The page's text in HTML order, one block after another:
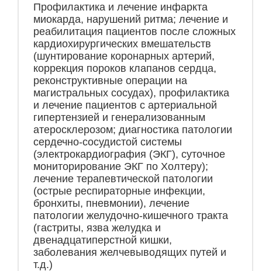
Профилактика и лечение инфаркта
миокарда, нарушений ритма; лечение и
реабилитация пациентов после сложных
кардиохирургических вмешательств
(шунтирование коронарных артерий,
коррекция пороков клапанов сердца,
реконструктивные операции на
магистральных сосудах), профилактика
и лечение пациентов с артериальной
гипертензией и генерализованным
атеросклерозом; диагностика патологии
сердечно-сосудистой системы
(электрокардиография (ЭКГ), суточное
мониторирование ЭКГ по Холтеру);
лечение терапевтической патологии
(острые респираторные инфекции,
бронхиты, пневмонии), лечение
патологии желудочно-кишечного тракта
(гастриты, язва желудка и
двенадцатиперстной кишки,
заболевания желчевыводящих путей и
т.д.)